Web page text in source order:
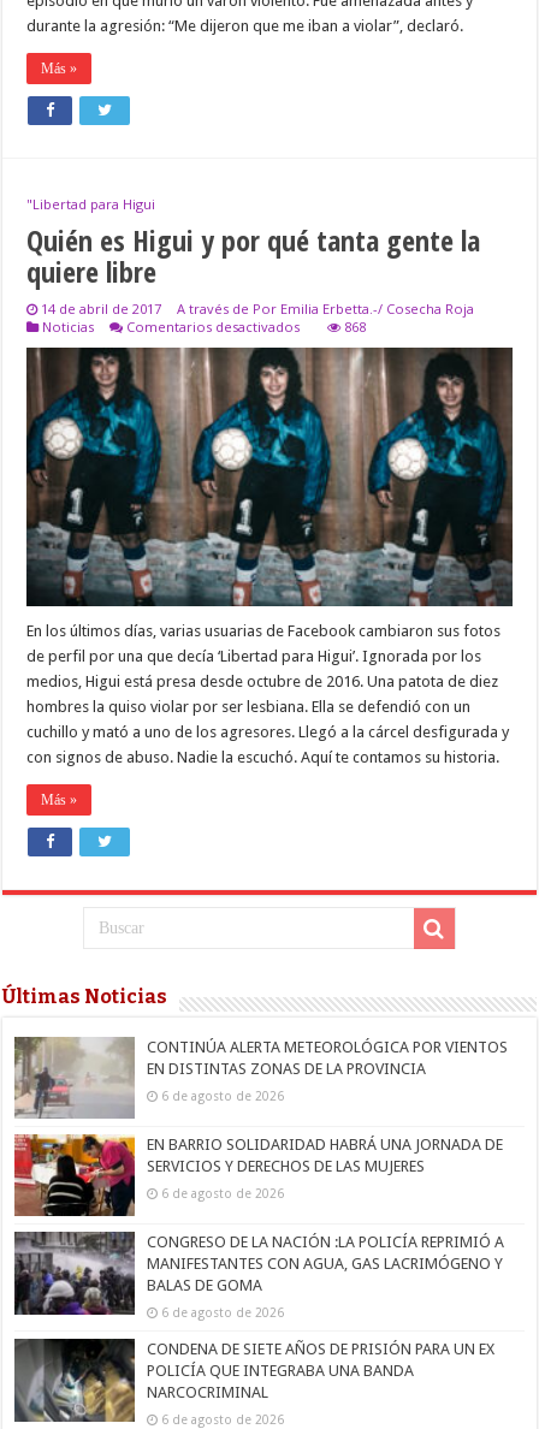
durante la agresión: “Me dijeron que me iban a violar”, declaró.
Más »
"Libertad para Higui
Quién es Higui y por qué tanta gente la
quiere libre
14 de abril de 2017
A través de Por Emilia Erbetta.-/ Cosecha Roja
Noticias
Comentarios desactivadosen
Quién
es
Higui
y
por
qué
tanta
gente
la
quiere
libre
868
En los últimos días, varias usuarias de Facebook cambiaron sus fotos
de perfil por una que decía ‘Libertad para Higui’. Ignorada por los
medios, Higui está presa desde octubre de 2016. Una patota de diez
hombres la quiso violar por ser lesbiana. Ella se defendió con un
cuchillo y mató a uno de los agresores. Llegó a la cárcel desfigurada y
con signos de abuso. Nadie la escuchó. Aquí te contamos su historia.
Más »
Últimas Noticias
CONTINÚA ALERTA METEOROLÓGICA POR VIENTOS
EN DISTINTAS ZONAS DE LA PROVINCIA
6 de agosto de 2026
EN BARRIO SOLIDARIDAD HABRÁ UNA JORNADA DE
SERVICIOS Y DERECHOS DE LAS MUJERES
6 de agosto de 2026
CONGRESO DE LA NACIÓN :LA POLICÍA REPRIMIÓ A
MANIFESTANTES CON AGUA, GAS LACRIMÓGENO Y
BALAS DE GOMA
6 de agosto de 2026
CONDENA DE SIETE AÑOS DE PRISIÓN PARA UN EX
POLICÍA QUE INTEGRABA UNA BANDA
NARCOCRIMINAL
6 de agosto de 2026